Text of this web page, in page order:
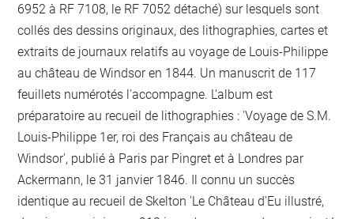
6952 à RF 7108, le RF 7052 détaché) sur lesquels sont
collés des dessins originaux, des lithographies, cartes et
extraits de journaux relatifs au voyage de Louis-Philippe
au château de Windsor en 1844. Un manuscrit de 117
feuillets numérotés l'accompagne. L'album est
préparatoire au recueil de lithographies : 'Voyage de S.M.
Louis-Philippe 1er, roi des Français au château de
Windsor', publié à Paris par Pingret et à Londres par
Ackermann, le 31 janvier 1846. Il connu un succès
identique au recueil de Skelton 'Le Château d'Eu illustré,